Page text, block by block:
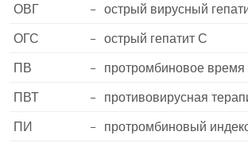
ОВГ
– острый вирусный
ОГС
– острый гепатит С
ПВ
– протромбиновое время
ПВТ
– противовирусная
ПИ
– протромбиновый